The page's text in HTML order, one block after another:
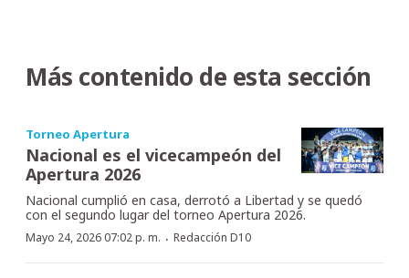
Más contenido de esta sección
Torneo Apertura
Nacional es el vicecampeón del
Apertura 2026
Nacional cumplió en casa, derrotó a Libertad y se quedó
con el segundo lugar del torneo Apertura 2026.
Mayo 24, 2026 07:02 p. m. · Redacción D10